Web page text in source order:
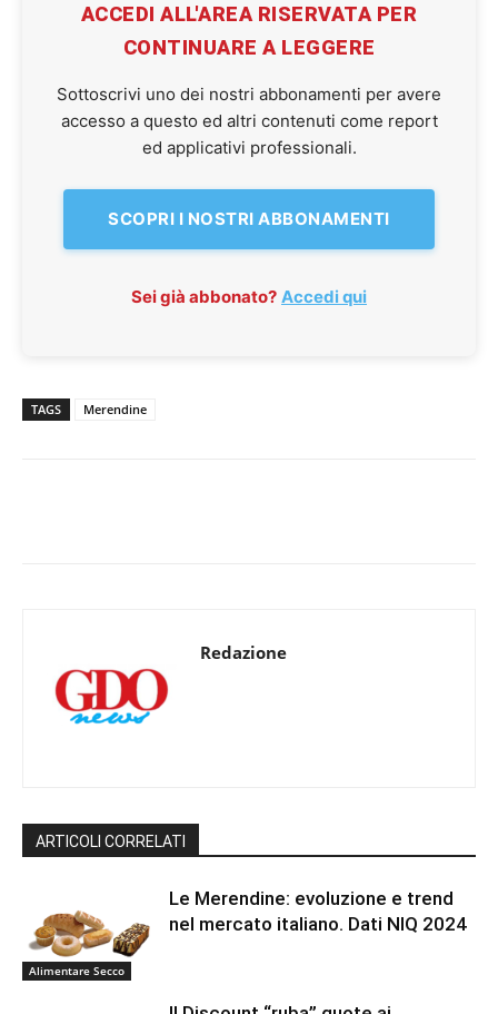
ACCEDI ALL'AREA RISERVATA PER
CONTINUARE A LEGGERE
Sottoscrivi uno dei nostri abbonamenti per avere
accesso a questo ed altri contenuti come report
ed applicativi professionali.
SCOPRI I NOSTRI ABBONAMENTI
Sei già abbonato? Accedi qui
TAGS Merendine
Redazione
ARTICOLI CORRELATI
Alimentare Secco
Le Merendine: evoluzione e trend
nel mercato italiano. Dati NIQ 2024